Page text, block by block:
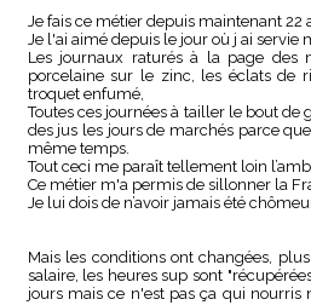
Je fais ce métier depuis maintenant 22
Je l'ai aimé depuis le jour où j ai servie
Les journaux raturés à la page des
porcelaine sur le zinc, les éclats de
troquet enfumé,
Toutes ces journées à tailler le bout de
des jus les jours de marchés parce
même temps.
Tout ceci me paraît tellement loin
Ce métier m'a permis de sillonner la
Je lui dois de n’avoir jamais été
Mais les conditions ont changées,
salaire, les heures sup sont
jours mais ce n'est pas ça qui nourris